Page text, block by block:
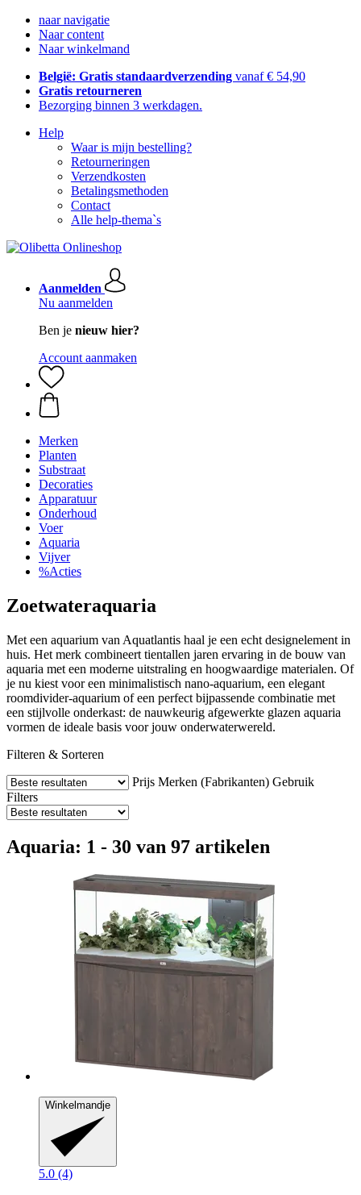
naar navigatie
Naar content
Naar winkelmand
België: Gratis standaardverzending vanaf € 54,90
Gratis retourneren
Bezorging binnen 3 werkdagen.
Help
Waar is mijn bestelling?
Retourneringen
Verzendkosten
Betalingsmethoden
Contact
Alle help-thema`s
Aanmelden
Nu aanmelden
Ben je nieuw hier?
Account aanmaken
Merken
Planten
Substraat
Decoraties
Apparatuur
Onderhoud
Voer
Aquaria
Vijver
%Acties
Zoetwateraquaria
Met een aquarium van Aquatlantis haal je een echt designelement in
huis. Het merk combineert tientallen jaren ervaring in de bouw van
aquaria met een moderne uitstraling en hoogwaardige materialen. Of
je nu kiest voor een minimalistisch nano-aquarium, een elegant
roomdivider-aquarium of een perfect bijpassende combinatie met
een stijlvolle onderkast: de nauwkeurig afgewerkte glazen aquaria
vormen de ideale basis voor jouw onderwaterwereld.
Filteren & Sorteren
Prijs Merken (Fabrikanten) Gebruik
Filters
Aquaria: 1 - 30 van 97 artikelen
Winkelmandje
5.0 (4)